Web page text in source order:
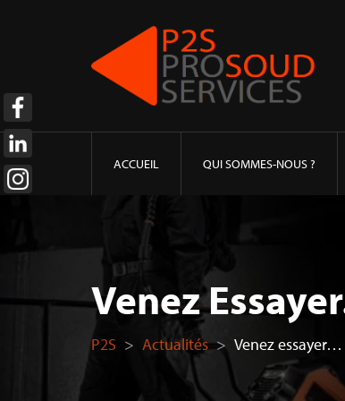
ACCUEIL QUI SOMMES-NOUS ?
Venez
P2S > Actualités > Venez